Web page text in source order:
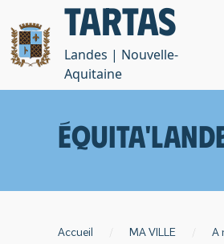
Tartas
Landes | Nouvelle-
Aquitaine
Accueil MA VILLE A